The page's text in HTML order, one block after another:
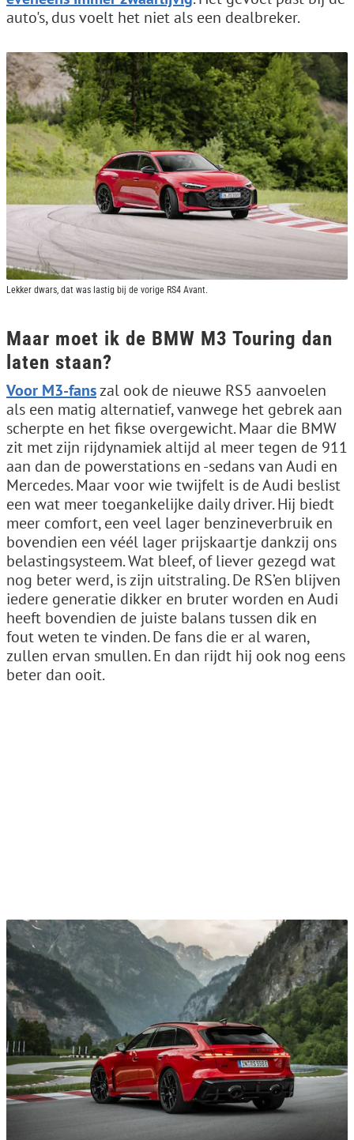
auto's, dus voelt het niet als een dealbreker.
Lekker dwars, dat was lastig bij de vorige RS4 Avant.
Maar moet ik de BMW M3 Touring dan
laten staan?
Voor M3-fanszal ook de nieuwe RS5 aanvoelen
als een matig alternatief, vanwege het gebrek aan
scherpte en het fikse overgewicht. Maar die BMW
zit met zijn rijdynamiek altijd al meer tegen de 911
aan dan de powerstations en -sedans van Audi en
Mercedes. Maar voor wie twijfelt is de Audi beslist
een wat meer toegankelijke daily driver. Hij biedt
meer comfort, een veel lager benzineverbruik en
bovendien een véél lager prijskaartje dankzij ons
belastingsysteem. Wat bleef, of liever gezegd wat
nog beter werd, is zijn uitstraling. De RS’en blijven
iedere generatie dikker en bruter worden en Audi
heeft bovendien de juiste balans tussen dik en
fout weten te vinden. De fans die er al waren,
zullen ervan smullen. En dan rijdt hij ook nog eens
beter dan ooit.